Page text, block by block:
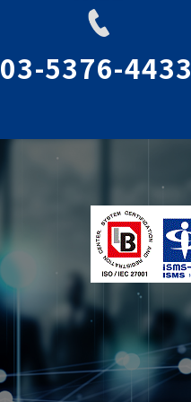
03-5376-4433